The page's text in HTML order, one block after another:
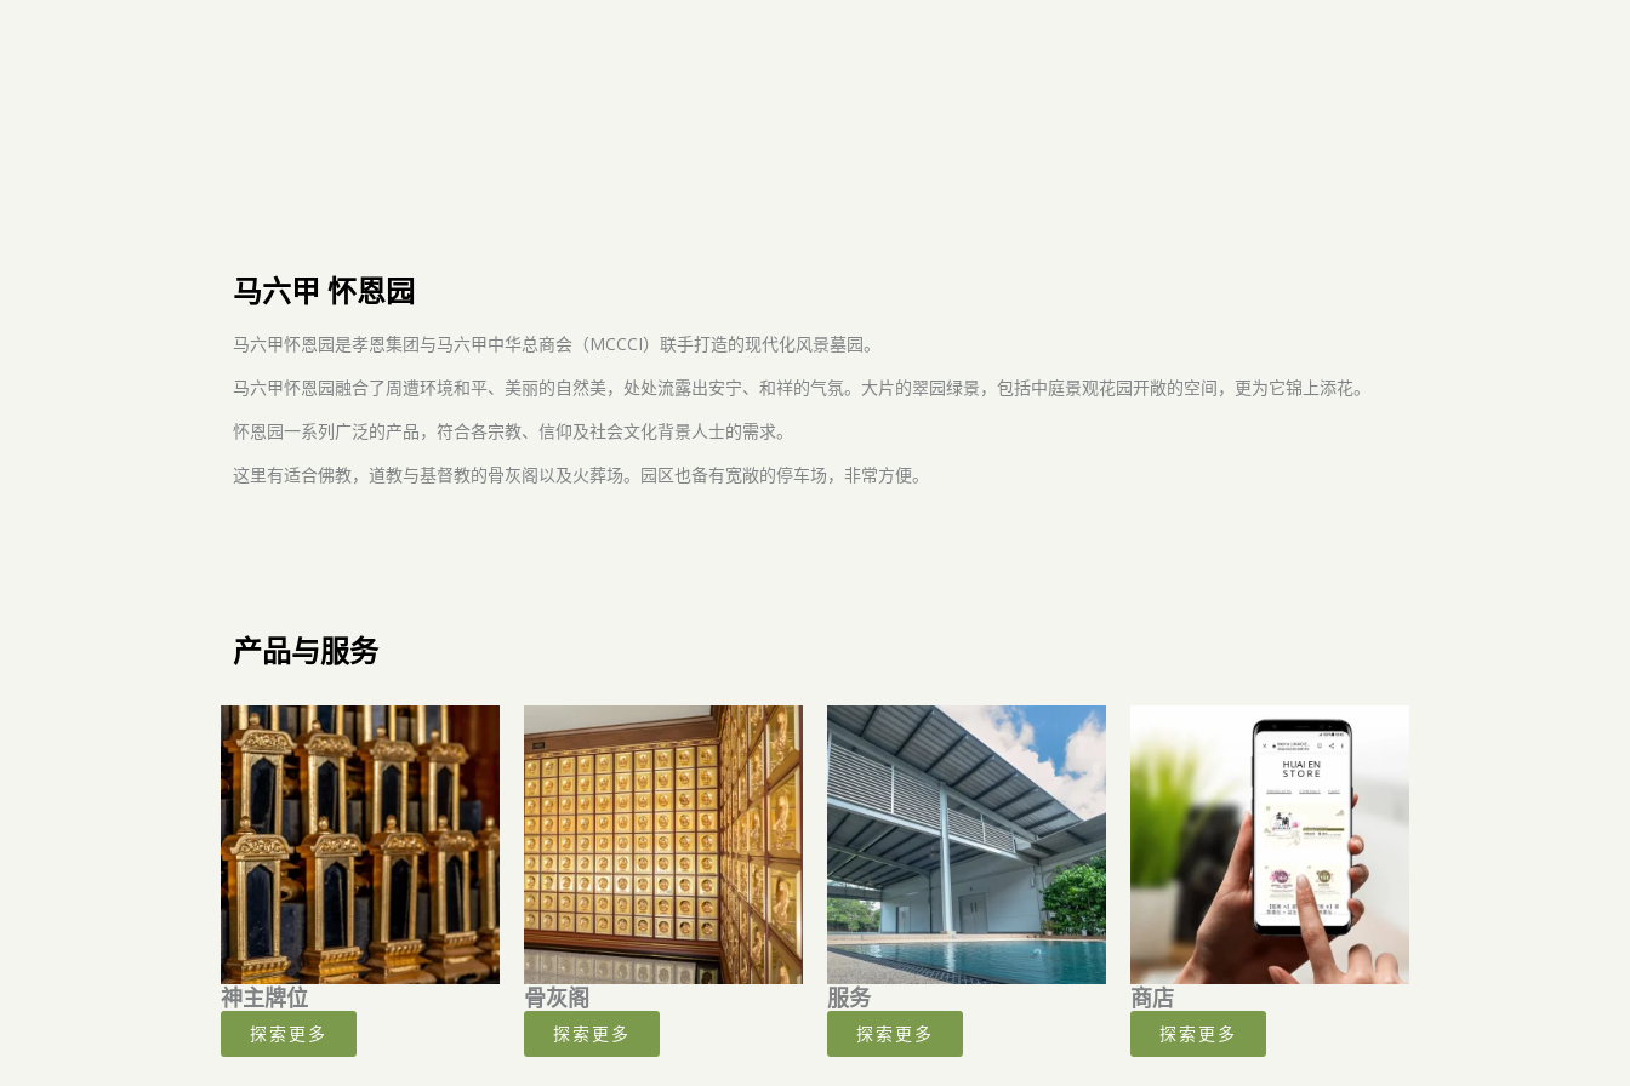
马六甲 怀恩园
马六甲怀恩园是孝恩集团与马六甲中华总商会（MCCCI）联手打造的现代化风景墓园。
马六甲怀恩园融合了周遭环境和平、美丽的自然美，处处流露出安宁、和祥的气氛。大片的翠园绿景，包括中庭景观花园开敞的空间，更为它锦上添花。
怀恩园一系列广泛的产品，符合各宗教、信仰及社会文化背景人士的需求。
这里有适合佛教，道教与基督教的骨灰阁以及火葬场。园区也备有宽敞的停车场，非常方便。
产品与服务
神主牌位
探索更多
骨灰阁
探索更多
服务
探索更多
商店
探索更多